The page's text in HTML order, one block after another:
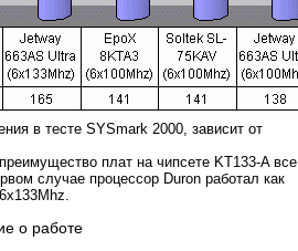
в тесте SYSmark 2000, зависит от
плат на чипсете KT133-A все
случае процессор Duron работал как
о работе